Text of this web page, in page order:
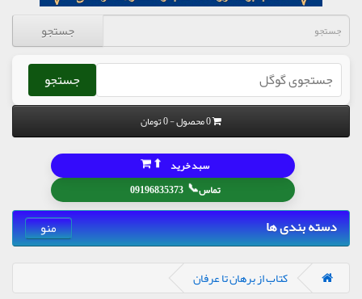
جستجو
جستجو
0 محصول - 0 تومان
تماس📞
09196835373
سبد خرید ⬆
دسته بندی ها منو
کتاب از برهان تا عرفان